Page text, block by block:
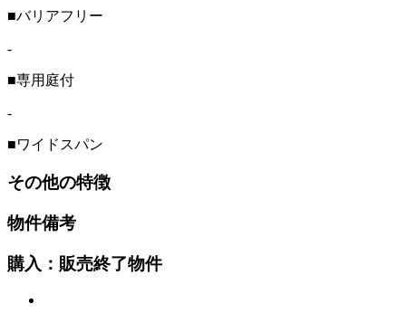
■バリアフリー
-
■専用庭付
-
■ワイドスパン
その他の特徴
物件備考
購入：販売終了物件